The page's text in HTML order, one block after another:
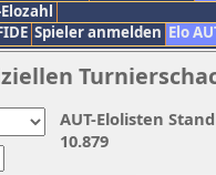
Spieler anmelden Elo
AUT-Elolisten
10.879